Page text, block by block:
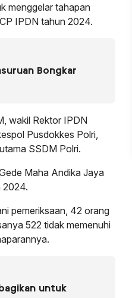
menggelar tahapan
IPDN tahun 2024.
Bongkar
wakil Rektor IPDN
Pusdokkes Polri,
SSDM Polri.
Maha Andika Jaya
2024.
pemeriksaan, 42 orang
522 tidak memenuhi
untuk